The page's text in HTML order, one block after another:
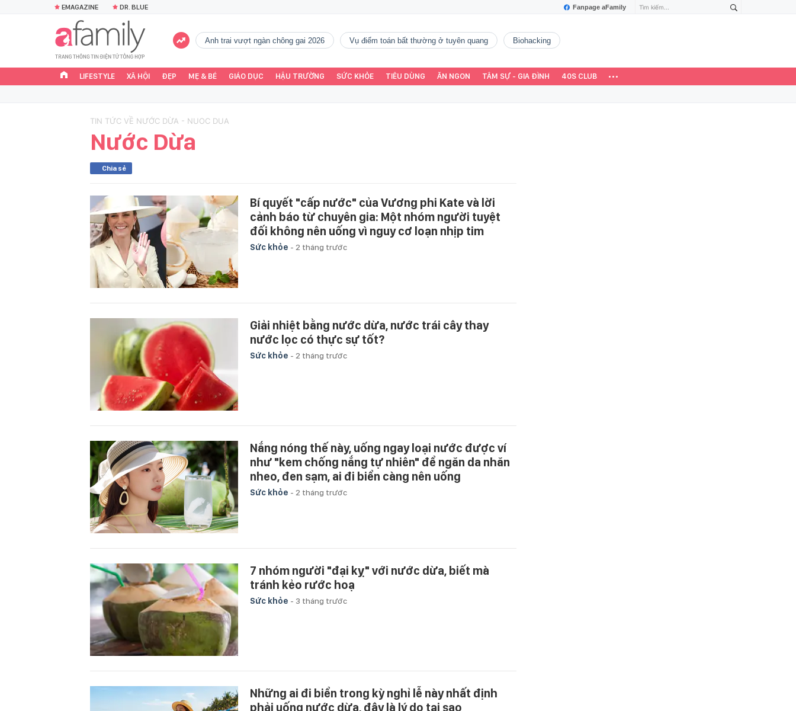
Fanpage aFamily
EMAGAZINE DR. BLUE
Anh trai vượt ngàn chông gai 2026 vụ điểm toán bất thường ở tuyên quang Biohacking
LIFESTYLE XÃ HỘI ĐẸP MẸ & BÉ GIÁO DỤC HẬU TRƯỜNG SỨC KHỎE TIÊU DÙNG ĂN NGON TÂM SỰ - GIA ĐÌNH 40S CLUB
TIN TỨC VỀ NƯỚC DỪA - NUOC DUA
Nước Dừa
Chia sẻ
Bí quyết "cấp nước" của Vương phi Kate và lời
cảnh báo từ chuyên gia: Một nhóm người tuyệt
đối không nên uống vì nguy cơ loạn nhịp tim
Sức khỏe - 2 tháng trước
Giải nhiệt bằng nước dừa, nước trái cây thay
nước lọc có thực sự tốt?
Sức khỏe - 2 tháng trước
Nắng nóng thế này, uống ngay loại nước được ví
như "kem chống nắng tự nhiên" để ngăn da nhăn
nheo, đen sạm, ai đi biển càng nên uống
Sức khỏe - 2 tháng trước
7 nhóm người "đại kỵ" với nước dừa, biết mà
tránh kẻo rước hoạ
Sức khỏe - 3 tháng trước
Những ai đi biển trong kỳ nghỉ lễ này nhất định
phải uống nước dừa, đây là lý do tại sao